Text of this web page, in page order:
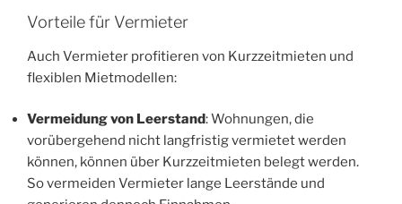
Vorteile für Vermieter
Auch Vermieter profitieren von Kurzzeitmieten und
flexiblen Mietmodellen:
Vermeidung von Leerstand: Wohnungen, die
vorübergehend nicht langfristig vermietet werden
können, können über Kurzzeitmieten belegt werden.
So vermeiden Vermieter lange Leerstände und